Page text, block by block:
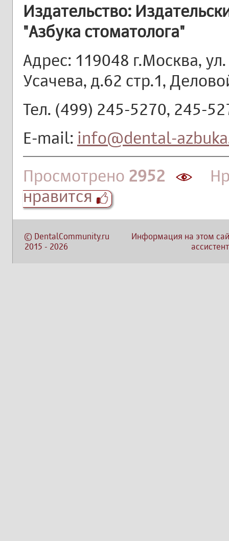
Издательство:
"Азбука стоматолога"
Адрес: 119048 г.Москва, ул.
Усачева, д.62 стр.1,
Тел. (499) 245-5270, 245-
E-mail: info@dental-
Просмотрено 2952
нравится
© DentalCommunity.ru
2015 - 2026
Информация на этом